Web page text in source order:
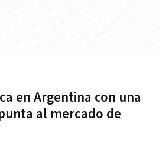
en Argentina con una
al mercado de